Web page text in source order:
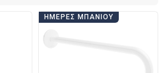
ΗΜΈΡΕΣ ΜΠΆΝΙΟΥ